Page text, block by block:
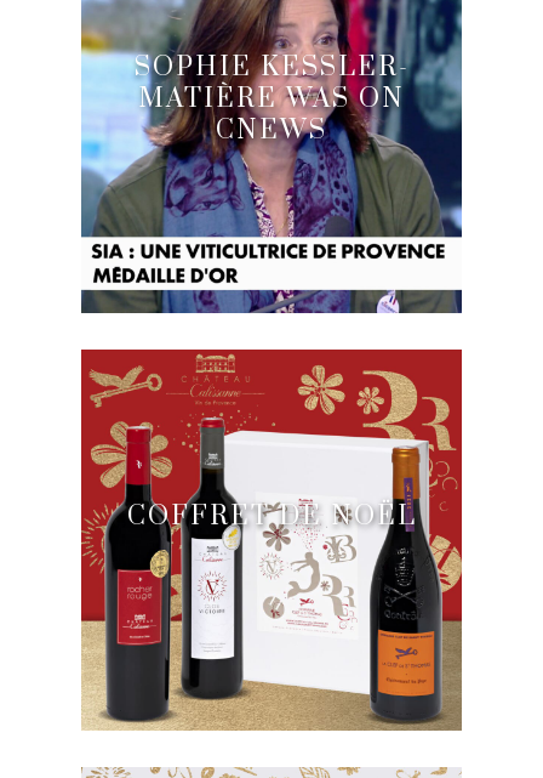
SOPHIE KESSLER-
MATIÈRE WAS ON
CNEWS
COFFRET DE NOËL